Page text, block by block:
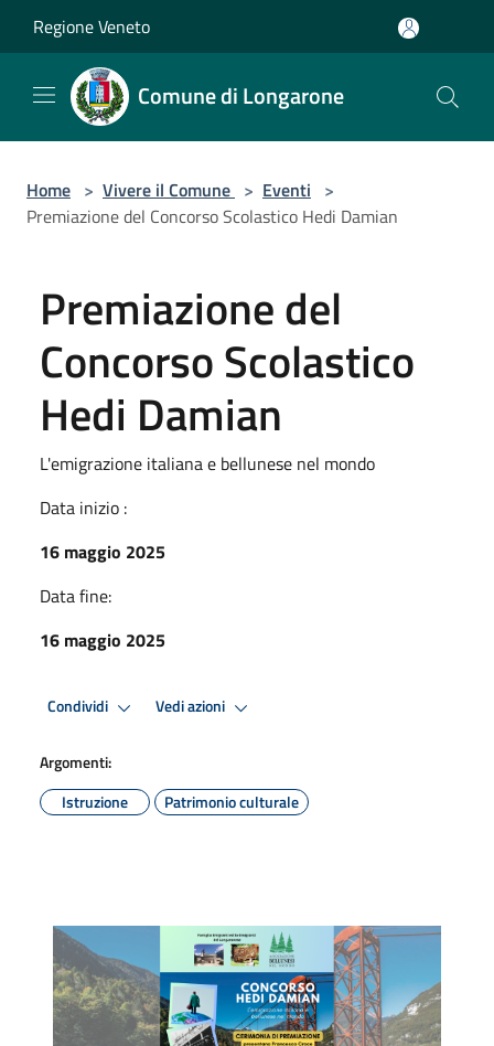
Regione Veneto
Comune di Longarone
Home > Vivere il Comune > Eventi >
Premiazione del Concorso Scolastico Hedi Damian
Premiazione del
Concorso Scolastico
Hedi Damian
L'emigrazione italiana e bellunese nel mondo
Data inizio :
16 maggio 2025
Data fine:
16 maggio 2025
Condividi Vedi azioni
Argomenti:
Istruzione
Patrimonio culturale